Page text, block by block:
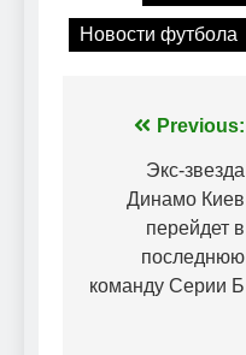
Новости футбола
Навігація
записів
Previous:
Экс-звезда
Динамо Киев
перейдет в
последнюю
команду Серии Б